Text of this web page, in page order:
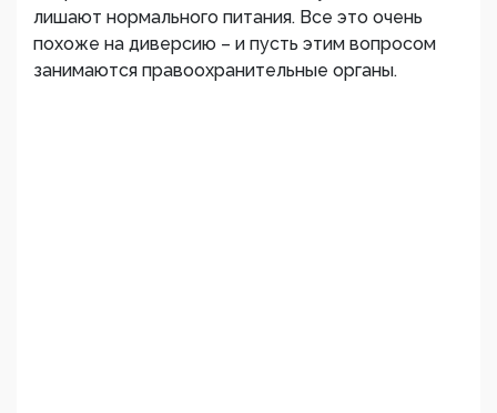
лишают нормального питания. Все это очень
похоже на диверсию – и пусть этим вопросом
занимаются правоохранительные органы.